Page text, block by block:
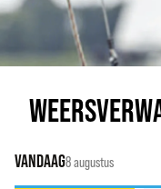
VANDAAG8 augustus